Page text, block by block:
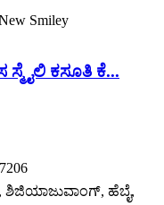
ಸ್ಮೈಲಿ ಕಸೂತಿ ಕೆ...
ಶಿಜಿಯಾಜುವಾಂಗ್, ಹೆಬೈ,